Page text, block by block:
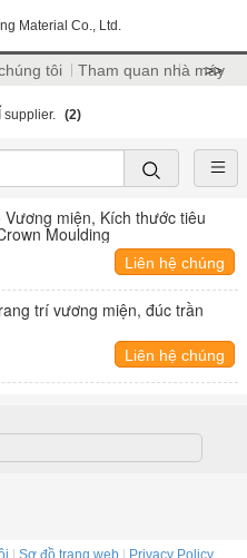
Material Co., Ltd.
tôi Tham quan nhà máy
>>
supplier. (2)
miện, Kích thước tiêu
Moulding
Liên hệ chúng
tôi
trí vương miện, đúc trần
Liên hệ chúng
tôi
Sơ đồ trang web|
Privacy Policy